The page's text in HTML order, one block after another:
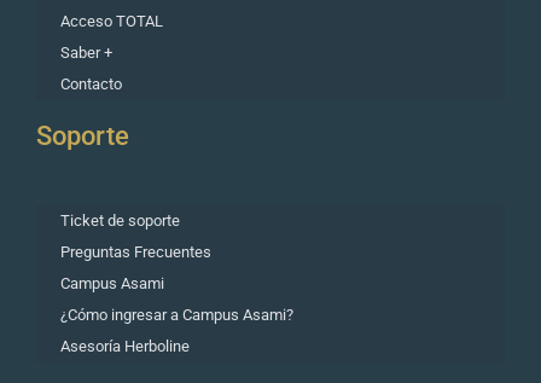
Acceso TOTAL
Saber +
Contacto
Soporte
Ticket de soporte
Preguntas Frecuentes
Campus Asami
¿Cómo ingresar a Campus Asami?
Asesoría Herboline